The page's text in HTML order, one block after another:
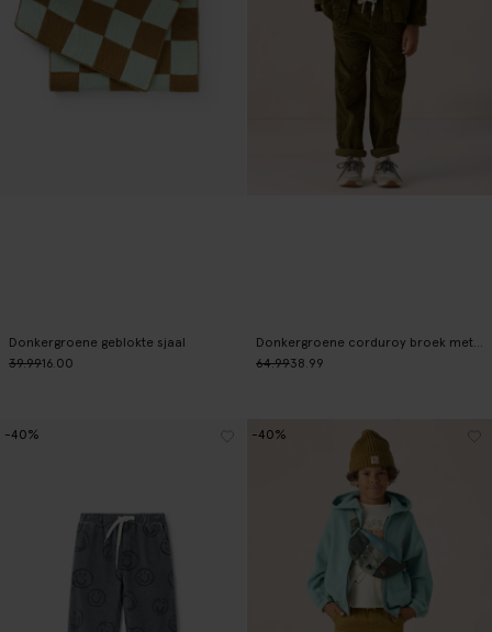
Donkergroene geblokte sjaal
39.9916.00
Donkergroene corduroy broek met smileys
64.9938.99
-40% -40%